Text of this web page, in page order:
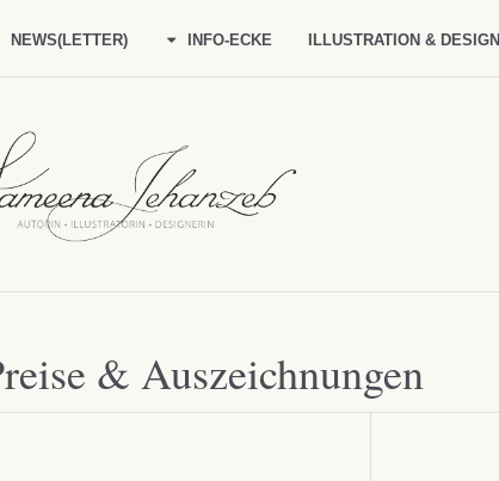
NEWS(LETTER) INFO-ECKE ILLUSTRATION & DESIGN
& Auszeichnungen